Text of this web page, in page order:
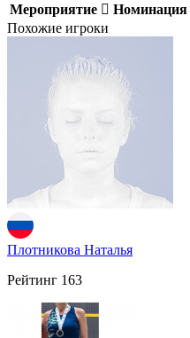
Мероприятие
Номинация
Похожие игроки
Плотникова Наталья
Рейтинг 163